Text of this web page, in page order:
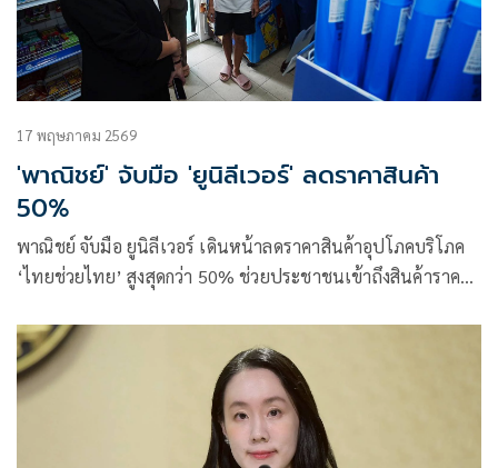
17 พฤษภาคม 2569
'พาณิชย์' จับมือ 'ยูนิลีเวอร์' ลดราคาสินค้า
50%
พาณิชย์ จับมือ ยูนิลีเวอร์ เดินหน้าลดราคาสินค้าอุปโภคบริโภค
‘ไทยช่วยไทย’ สูงสุดกว่า 50% ช่วยประชาชนเข้าถึงสินค้าราคา